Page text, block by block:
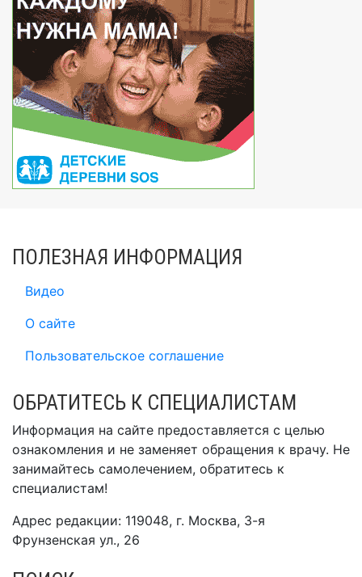
ПОЛЕЗНАЯ ИНФОРМАЦИЯ
Видео
О сайте
Пользовательское соглашение
ОБРАТИТЕСЬ К СПЕЦИАЛИСТАМ
Информация на сайте предоставляется с целью
ознакомления и не заменяет обращения к врачу. Не
занимайтесь самолечением, обратитесь к
специалистам!
Адрес редакции: 119048, г. Москва, 3-я
Фрунзенская ул., 26